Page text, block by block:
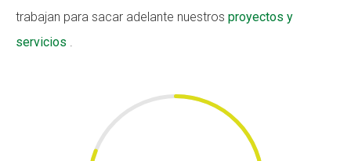
trabajan para sacar adelante nuestros proyectos y
servicios